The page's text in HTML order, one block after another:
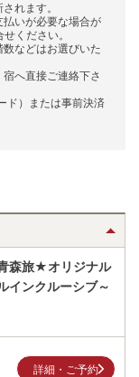
れます。
いが必要な場合が
ください。
などはお選びいた
へ直接ご連絡下さ
ド）または事前決済
森旅★オリジナル
インクルーシブ～
詳細・ご予約